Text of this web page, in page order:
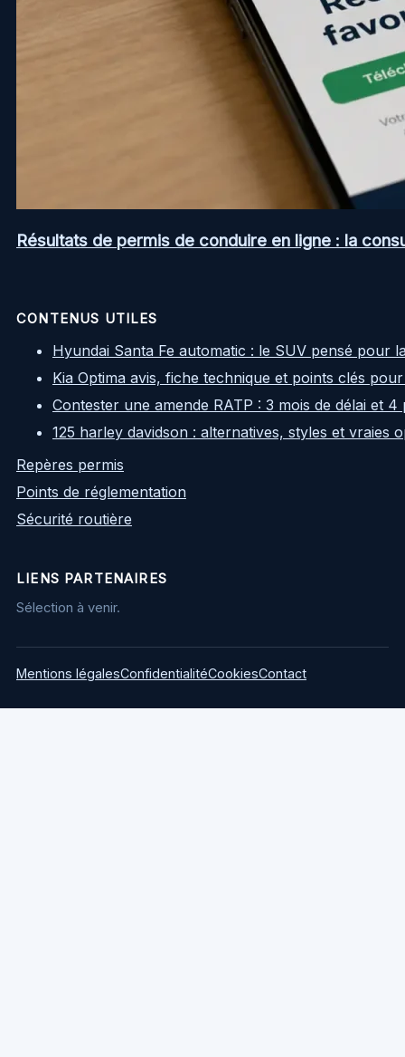
Résultats de permis de conduire en ligne : la
CONTENUS UTILES
Hyundai Santa Fe automatic : le SUV pensé pour
Kia Optima avis, fiche technique et points clés
Contester une amende RATP : 3 mois de délai et
125 harley davidson : alternatives, styles et vraies
Repères permis
Points de réglementation
Sécurité routière
LIENS PARTENAIRES
Sélection à venir.
Mentions légalesConfidentialitéCookiesContact